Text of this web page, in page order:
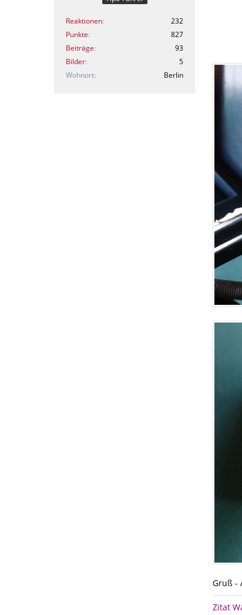
Reaktionen
232
Punkte
827
Beiträge
93
Bilder
5
Wohnort
Berlin
Gruß -
Zitat